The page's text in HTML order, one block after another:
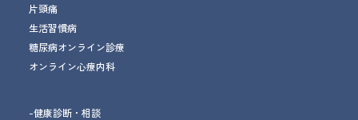
片頭痛
生活習慣病
糖尿病オンライン診療
オンライン心療内科
-健康診断・相談